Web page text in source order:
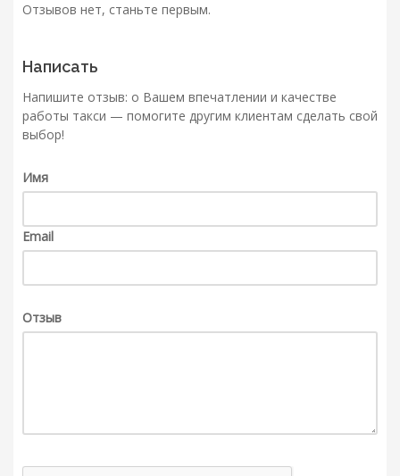
Отзывов нет, станьте первым.
Написать
Напишите отзыв: о Вашем впечатлении и качестве
работы такси — помогите другим клиентам сделать свой
выбор!
Имя
Email
Отзыв